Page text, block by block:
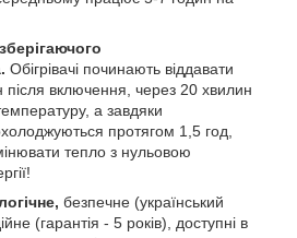
Обігрівачі починають віддавати
після включення, через 20 хвилин
а завдяки
протягом 1,5 год,
тепло з нульовою
безпечне (український
(гарантія - 5 років), доступні в